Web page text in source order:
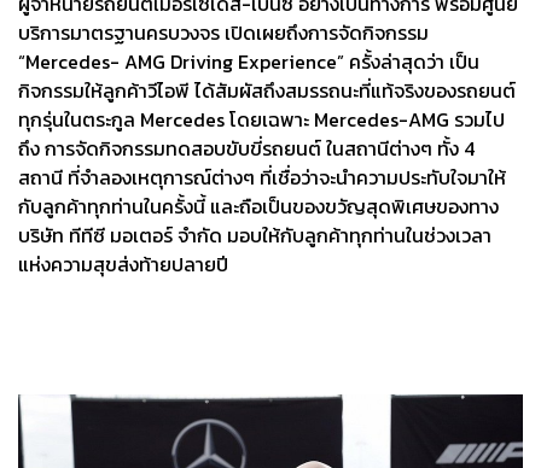
บริการมาตรฐานครบวงจร เปิดเผยถึงการจัดกิจกรรม
“Mercedes- AMG Driving Experience” ครั้งล่าสุดว่า เป็น
กิจกรรมให้ลูกค้าวีไอพี ได้สัมผัสถึงสมรรถนะที่แท้จริงของรถยนต์
ทุกรุ่นในตระกูล Mercedes โดยเฉพาะ Mercedes-AMG รวมไป
ถึง การจัดกิจกรรมทดสอบขับขี่รถยนต์ ในสถานีต่างๆ ทั้ง 4
สถานี ที่จำลองเหตุการณ์ต่างๆ ที่เชื่อว่าจะนำความประทับใจมาให้
กับลูกค้าทุกท่านในครั้งนี้ และถือเป็นของขวัญสุดพิเศษของทาง
บริษัท ทีทีซี มอเตอร์ จำกัด มอบให้กับลูกค้าทุกท่านในช่วงเวลา
แห่งความสุขส่งท้ายปลายปี